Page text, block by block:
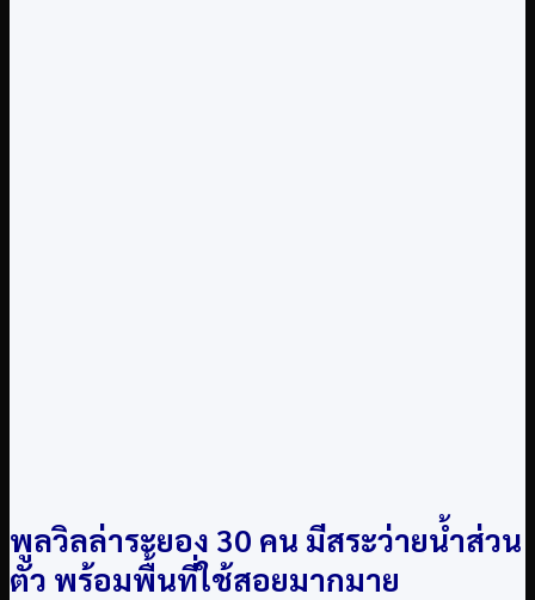
พูลวิลล่าระยอง 30 คน มีสระว่ายน้ำส่วน
ตัว พร้อมพื้นที่ใช้สอยมากมาย